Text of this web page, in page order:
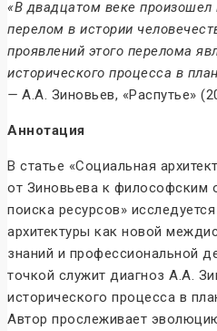
«В двадцатом веке
перелом в истории
проявлений этого перелома
исторического процесса в
— А.А. Зиновьев, «Распутье»
Аннотация
В статье «Социальная
от Зиновьева к философским
поиска ресурсов»
архитектуры как новой
знаний и профессиональной
точкой служит диагноз А.А.
исторического процесса в
Автор прослеживает